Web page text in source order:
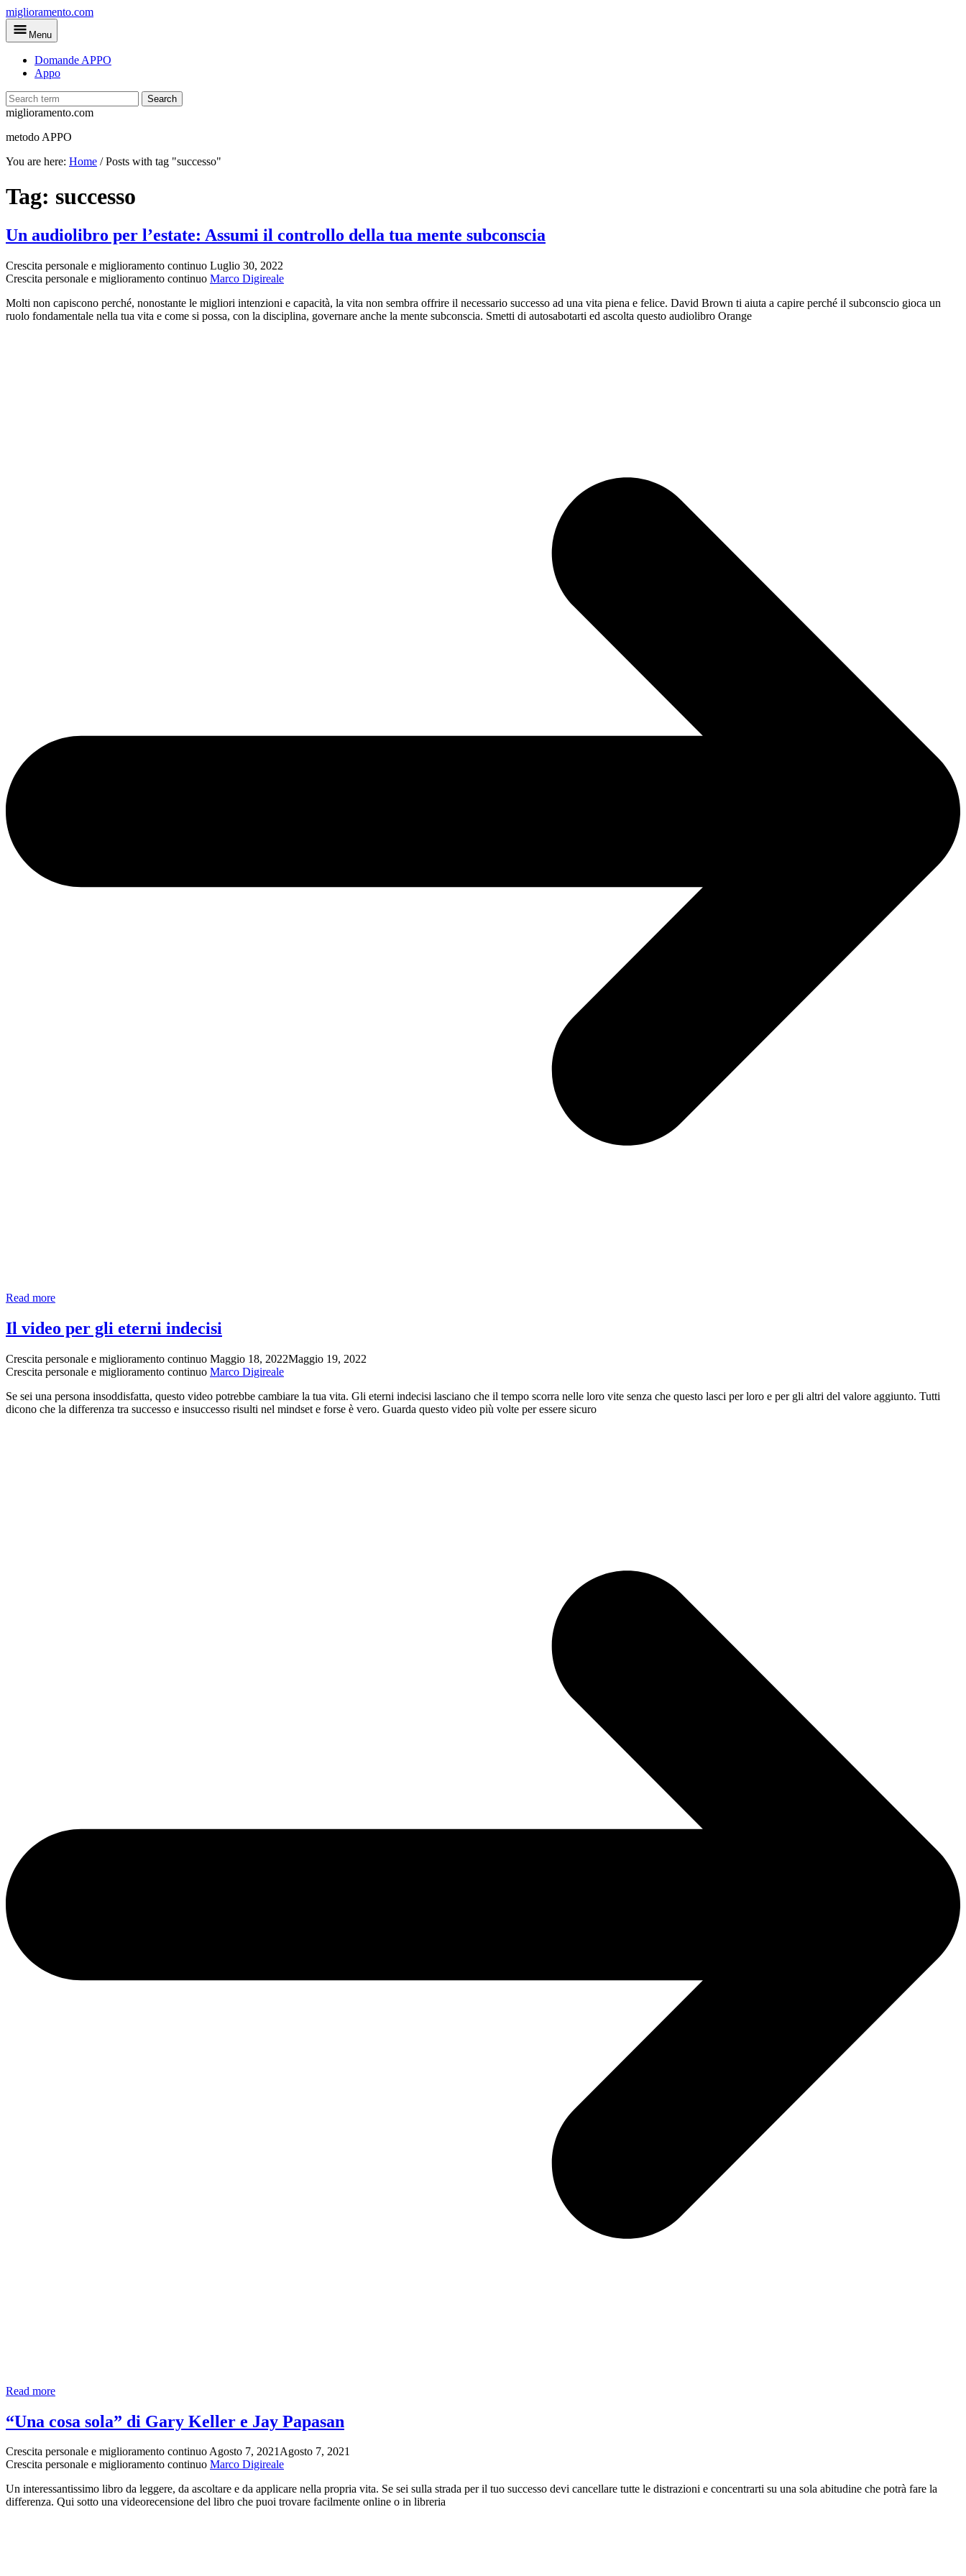
Skip
to
main
miglioramento.com
Menu
Domande APPO
Appo
Search
miglioramento.com
metodo APPO
You are here: Home /Posts with tag "successo"
Tag: successo
Un audiolibro per l’estate: Assumi il controllo della tua mente subconscia
Crescita personale e miglioramento continuo Luglio 30, 2022
Crescita personale e miglioramento continuo Marco Digireale
Molti non capiscono perché, nonostante le migliori intenzioni e capacità, la vita non sembra offrire il necessario successo ad una vita piena e felice. David Brown ti aiuta a capire perché il subconscio gioca un
ruolo fondamentale nella tua vita e come si possa, con la disciplina, governare anche la mente subconscia. Smetti di autosabotarti ed ascolta questo audiolibro Orange
Read moreUn
l’estate:
il
controllo
tua
mente
Il video per gli eterni indecisi
Crescita personale e miglioramento continuo Maggio 18, 2022Maggio 19, 2022
Crescita personale e miglioramento continuo Marco Digireale
Se sei una persona insoddisfatta, questo video potrebbe cambiare la tua vita. Gli eterni indecisi lasciano che il tempo scorra nelle loro vite senza che questo lasci per loro e per gli altri del valore aggiunto. Tutti
dicono che la differenza tra successo e insuccesso risulti nel mindset e forse è vero. Guarda questo video più volte per essere sicuro
Read moreIl
gli
indecisi
“Una cosa sola” di Gary Keller e Jay Papasan
Crescita personale e miglioramento continuoAgosto 7, 2021Agosto 7, 2021
Crescita personale e miglioramento continuo Marco Digireale
Un interessantissimo libro da leggere, da ascoltare e da applicare nella propria vita. Se sei sulla strada per il tuo successo devi cancellare tutte le distrazioni e concentrarti su una sola abitudine che potrà fare la
differenza. Qui sotto una videorecensione del libro che puoi trovare facilmente online o in libreria